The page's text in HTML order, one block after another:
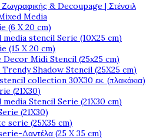
& Decoupage | Στένσιλ
Media
(6 X 20 cm)
media stencil Serie (10X25 cm)
(15 X 20 cm)
Decor Midi Stencil (25x25 cm)
Shadow Stencil (25X25 cm)
collection 30X30 εκ. (πλακάκια)
(21X30)
media Stencil Serie (21X30 cm)
(21X30)
serie (25X35 cm)
Δαντέλα (25 X 35 cm)